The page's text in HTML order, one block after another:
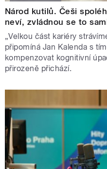
Národ kutilů. Češi
neví, zvládnou se to
„Velkou část kariéry
připomíná Jan Kalenda s
kompenzovat kognitivní
přirozeně přichází.